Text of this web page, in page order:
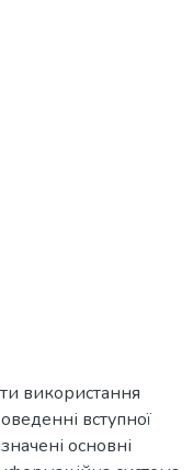
використання
вступної
основні